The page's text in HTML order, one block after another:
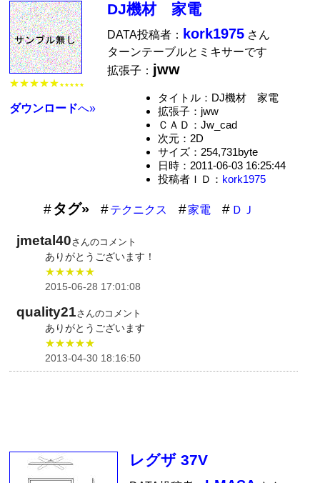
★★★★★ ★★★★★
ダウンロードへ»
DJ機材 家電
DATA投稿者： kork1975 さん
ターンテーブルとミキサーです
拡張子： jww
タイトル：DJ機材 家電
拡張子：jww
ＣＡＤ：Jw_cad
次元：2D
サイズ：254,731byte
日時：2011-06-03 16:25:44
投稿者ＩＤ： kork1975
タグ» テクニクス 家電 ＤＪ
jmetal40さんのコメント
ありがとうございます！
★★★★★
2015-06-28 17:01:08
quality21さんのコメント
ありがとうございます
★★★★★
2013-04-30 18:16:50
レグザ 37V